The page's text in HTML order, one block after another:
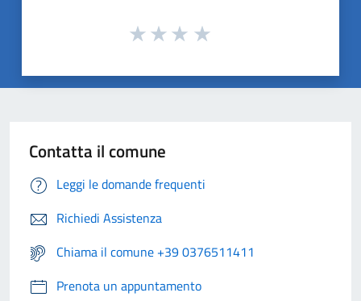
Contatta il comune
Leggi le domande frequenti
Richiedi Assistenza
Chiama il comune +39 0376511411
Prenota un appuntamento